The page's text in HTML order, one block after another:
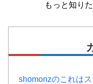
もっと知り
shomonzのこれはス